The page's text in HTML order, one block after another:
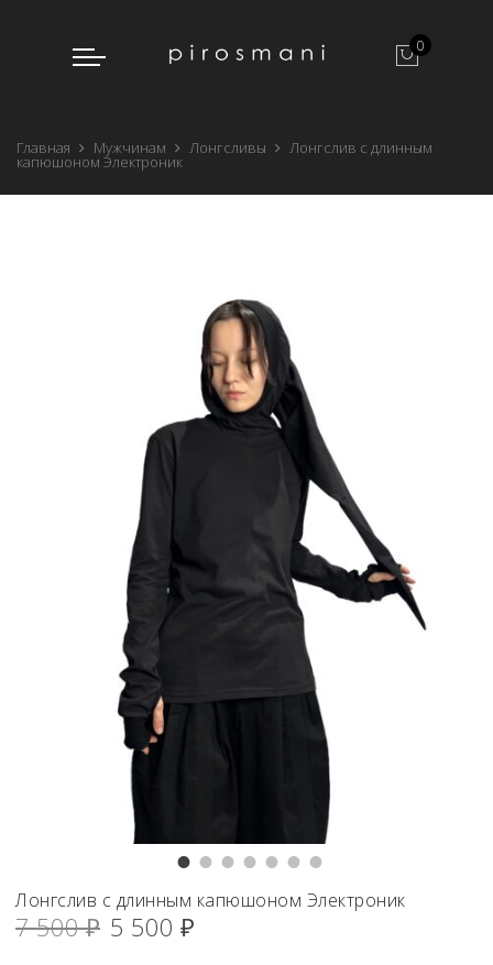
0
Главная Мужчинам Лонгсливы Лонгслив с длинным
капюшоном Электроник
Лонгслив с длинным капюшоном Электроник
7 500₽ Первоначальная
5 500 ₽